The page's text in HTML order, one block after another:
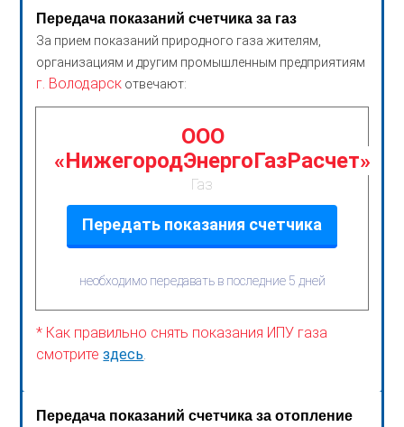
Передача показаний счетчика за газ
За прием показаний природного газа жителям,
организациям и другим промышленным предприятиям
г. Володарск отвечают:
ООО
«НижегородЭнергоГазРасчет»
Газ
Передать показания счетчика
необходимо передавать в последние 5 дней
* Как правильно снять показания ИПУ газа
смотритездесь
Передача показаний счетчика за отопление